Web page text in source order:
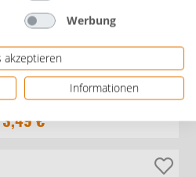
Geli Gießkanne 2 L Kunststoff pink
3,49 €
Werbung
akzeptieren
Informationen